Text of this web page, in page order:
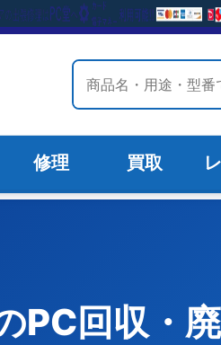
サイト内検索
修理 買取
サイト内検索
修理 買取
PC回収・